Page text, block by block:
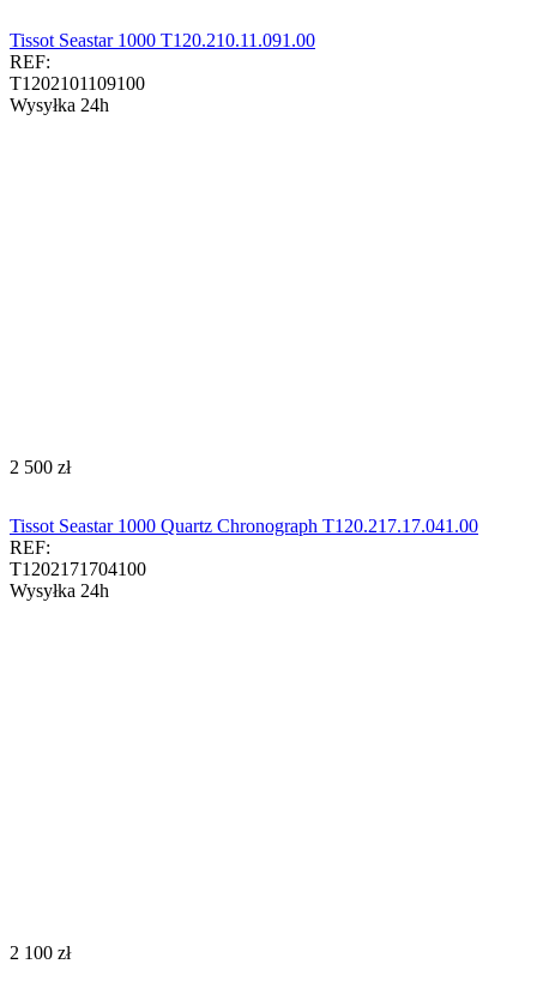
Tissot Seastar 1000 T120.210.11.091.00
REF:
T1202101109100
Wysyłka 24h
‍2 500‍ zł
Tissot Seastar 1000 Quartz Chronograph T120.217.17.041.00​​​
REF:
T1202171704100
Wysyłka 24h
‍2 100‍ zł